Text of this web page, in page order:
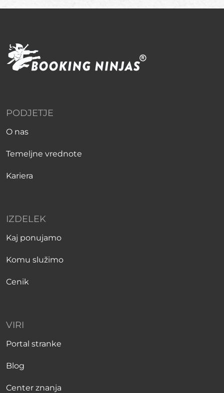
PODJETJE
O nas
Temeljne vrednote
Kariera
IZDELEK
Kaj ponujamo
Komu služimo
Cenik
VIRI
Portal stranke
Blog
Center znanja